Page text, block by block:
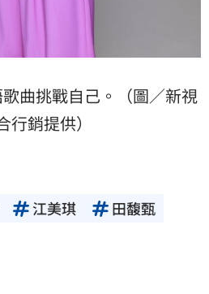
曲挑戰自己。（圖／新視
行銷提供）
江美琪
田馥甄